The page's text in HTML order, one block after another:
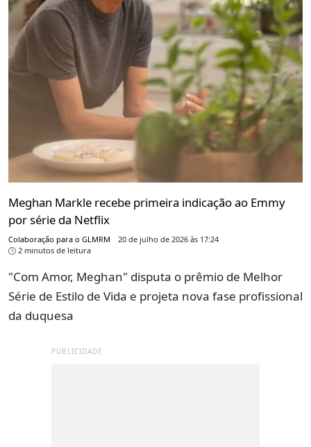
Meghan Markle recebe primeira indicação ao Emmy
por série da Netflix
Colaboração para o GLMRM
20 de julho de 2026 às 17:24
2 minutos de leitura
"Com Amor, Meghan" disputa o prêmio de Melhor
Série de Estilo de Vida e projeta nova fase profissional
da duquesa
PUBLICIDADE